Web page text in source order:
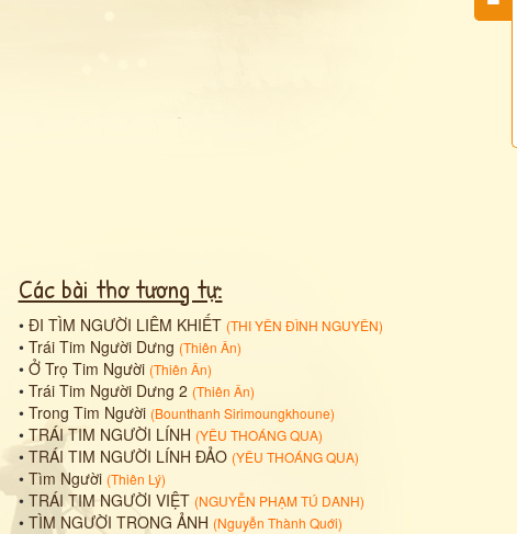
Các bài thơ tương tự:
• ĐI TÌM NGƯỜI LIÊM KHIẾT (THI YÊN ĐÌNH NGUYÊN)
• Trái Tim Người Dưng (Thiên Ân)
• Ở Trọ Tim Người (Thiên Ân)
• Trái Tim Người Dưng 2 (Thiên Ân)
• Trong Tim Người (Bounthanh Sirimoungkhoune)
• TRÁI TIM NGƯỜI LÍNH (YÊU THOÁNG QUA)
• TRÁI TIM NGƯỜI LÍNH ĐẢO (YÊU THOÁNG QUA)
• Tìm Người (Thiên Lý)
• TRÁI TIM NGƯỜI VIỆT (NGUYỄN PHẠM TÚ DANH)
• TÌM NGƯỜI TRONG ẢNH (Nguyễn Thành Quới)